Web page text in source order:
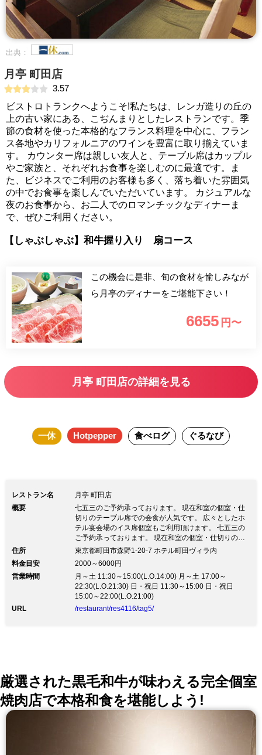
出典：
月亭 町田店
3.57
ビストロトランクへようこそ!私たちは、レンガ造りの丘の
上の古い家にある、こぢんまりとしたレストランです。季
節の食材を使った本格的なフランス料理を中心に、フラン
ス各地やカリフォルニアのワインを豊富に取り揃えていま
す。 カウンター席は親しい友人と、テーブル席はカップル
やご家族と、それぞれお食事を楽しむのに最適です。ま
た、ビジネスでご利用のお客様も多く、落ち着いた雰囲気
の中でお食事を楽しんでいただいています。 カジュアルな
夜のお食事から、お二人でのロマンチックなディナーま
で、ぜひご利用ください。
【しゃぶしゃぶ】和牛握り入り 扇コース
この機会に是非、旬の食材を愉しみなが
ら月亭のディナーをご堪能下さい！
6655 円〜
月亭 町田店の詳細を見る
一休 Hotpepper 食べログ ぐるなび
レストラン名
月亭 町田店
概要
七五三のご予約承っております。 現在和室の個室・仕
切りのテーブル席での会食が人気です。 広々としたホ
テル宴会場のイス席個室もご利用頂けます。 七五三の
ご予約承っております。 現在和室の個室・仕切りのテ
ーブル席での会食が人気です。 広々としたホテル宴会
て頂いております。 営業時間 昼１１：３０～１５：０
０（ＬＯ１４：００） 夜１７：００～２２：００（Ｌ
Ｏ２１：００） 当店は個室席・仕切り席多数ございま
して、ゆったりとご利用頂けます。 店内の除菌・消毒
等の衛生管理を強化致しております。 ご来店時に、ア
んなりとお申しつけ下さいませ…堀ごたつ式個室もご用
意しております。
住所
東京都町田市森野1-20-7 ホテル町田ヴィラ内
料金目安
2000～6000円
営業時間
月～土 11:30～15:00(L.O.14:00) 月～土 17:00～
22:30(L.O.21:30) 日・祝日 11:30～15:00 日・祝日
15:00～22:00(L.O.21:00)
URL
/restaurant/res4116/tag5/
厳選された黒毛和牛が味わえる完全個室
焼肉店で本格和食を堪能しよう!